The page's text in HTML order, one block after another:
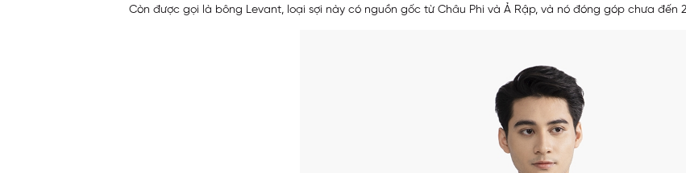
Còn được gọi là bông Levant, loại sợi này có nguồn gốc từ Châu Phi và Ả Rập, và nó đóng góp chưa đến